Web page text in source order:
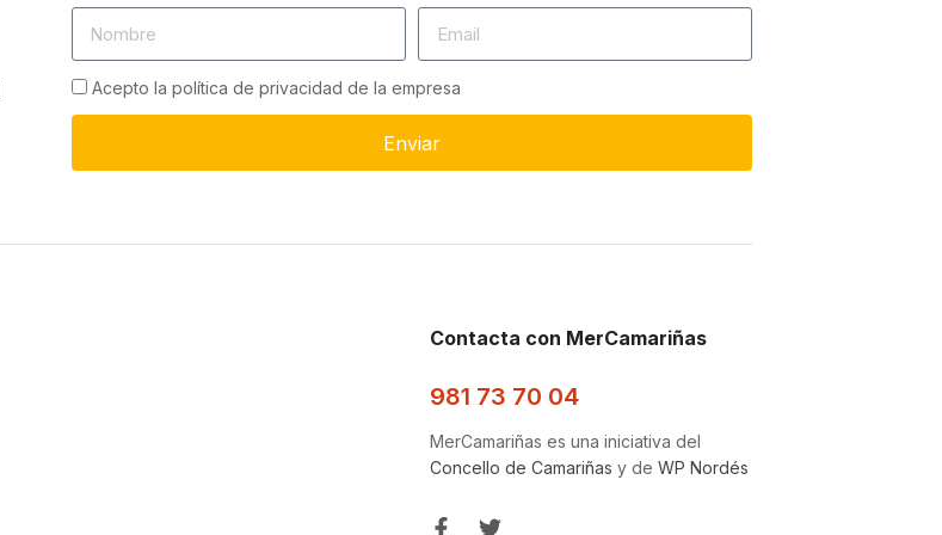
Acepto la política de privacidad de la empresa
Enviar
Contacta con MerCamariñas
981 73 70 04
MerCamariñas es una iniciativa del
Concello de Camariñas y de WP Nordés